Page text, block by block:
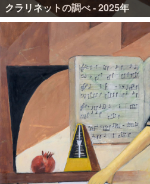
クラリネットの調べ - 2025年